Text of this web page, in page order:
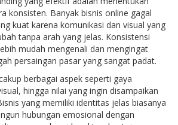
konsisten. Banyak bisnis online gagal
kuat karena komunikasi dan visual yang
tanpa arah yang jelas. Konsistensi
mudah mengenali dan mengingat
persaingan pasar yang sangat padat.
berbagai aspek seperti gaya
hingga nilai yang ingin disampaikan
yang memiliki identitas jelas biasanya
hubungan emosional dengan